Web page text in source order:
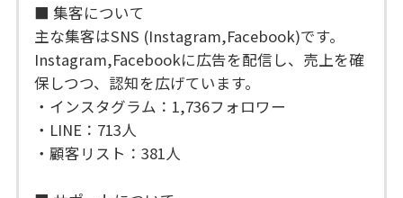
■ 集客について
主な集客はSNS (Instagram,Facebook)です。
Instagram,Facebookに広告を配信し、売上を確
保しつつ、認知を広げています。
・インスタグラム：1,736フォロワー
・LINE：713人
・顧客リスト：381人